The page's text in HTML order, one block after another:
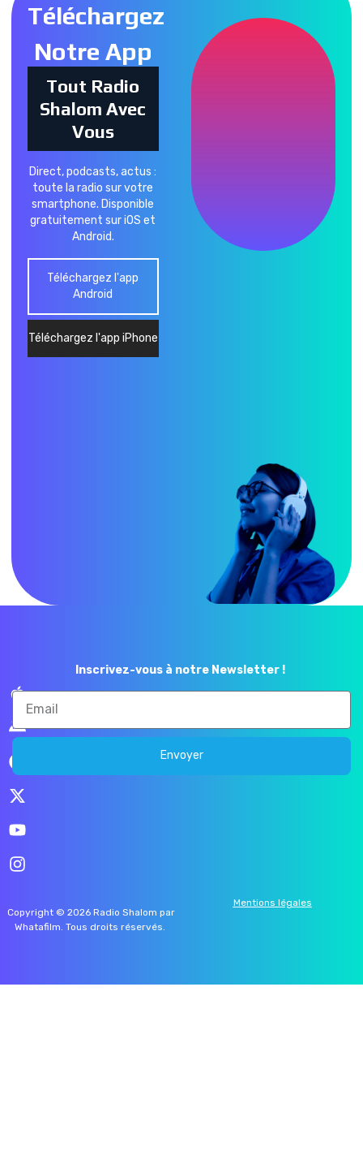
Téléchargez
Notre App
Tout Radio
Shalom Avec
Vous
Direct, podcasts, actus :
toute la radio sur votre
smartphone. Disponible
gratuitement sur iOS et
Android.
Téléchargez l'app
Android
Téléchargez l'app iPhone
Inscrivez-vous à notre Newsletter !
Envoyer
Copyright © 2026 Radio Shalom par
Whatafilm. Tous droits réservés.
Mentions légales